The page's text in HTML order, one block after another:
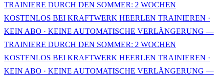
TRAINIERE DURCH DEN SOMMER: 2 WOCHEN
KOSTENLOS BEI KRAFTWERK HEERLEN TRAINIEREN ·
KEIN ABO · KEINE AUTOMATISCHE VERLÄNGERUNG —
TRAINIERE DURCH DEN SOMMER: 2 WOCHEN
KOSTENLOS BEI KRAFTWERK HEERLEN TRAINIEREN ·
KEIN ABO · KEINE AUTOMATISCHE VERLÄNGERUNG —